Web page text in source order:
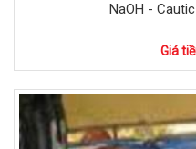
NaOH -
Giá